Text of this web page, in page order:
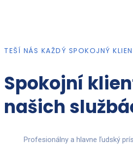
TEŠÍ NÁS KAŽDÝ SPOKOJNÝ
Spokojní
našich
Profesionálny a hlavne ľudský